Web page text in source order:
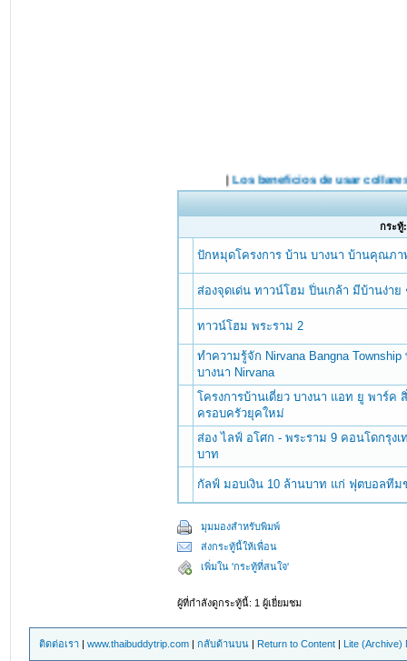
กระทู้:
ปักหมุดโครงการ บ้าน บางนา บ้านคุณภ
ส่องจุดเด่น ทาวน์โฮม ปิ่นเกล้า มีบ้านง่าย
ทาวน์โฮม พระราม 2
ทำความรู้จัก Nirvana Bangna
บางนา Nirvana
โครงการบ้านเดี่ยว บางนา แอท ยู พาร์ค
ครอบครัวยุคใหม่
ส่อง ไลฟ์ อโศก - พระราม 9 คอนโดกรุง
บาท
กัลฟ์ มอบเงิน 10 ล้านบาท แก่ ฟุตบอลทีม
มุมมองสำหรับพิมพ์
ส่งกระทู้นี้ให้เพื่อน
เพิ่มใน 'กระทู้ที่สนใจ'
ผู้ที่กำลังดูกระทู้นี้: 1 ผู้เยี่ยมชม
ติดต่อเรา |www.thaibuddytrip.com |กลับด้านบน | Return to Content | Lite (Archive)